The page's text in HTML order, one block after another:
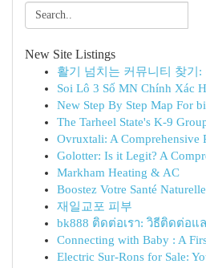
New Site Listings
활기 넘치는 커뮤니티 찾기
Soi Lô 3 Số MN Chính Xác
New Step By Step Map For
The Tarheel State's K-9
Ovruxtali: A Comprehensive
Golotter: Is it Legit? A
Markham Heating & AC
Boostez Votre Santé
재일교포 피부
bk888 ติดต่อเรา: วิธีติดต่อแ
Connecting with Baby : A
Electric Sur-Rons for Sale: